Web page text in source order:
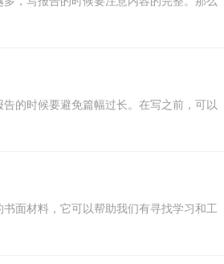
的时候要避免篇幅过长。在写之前，可以
面材料，它可以帮助我们有寻找学习和工